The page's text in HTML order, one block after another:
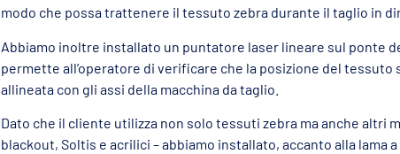
modo che possa trattenere il tessuto zebra durante il taglio in
Abbiamo inoltre installato un puntatore laser lineare sul ponte
permette all’operatore di verificare che la posizione del
allineata con gli assi della macchina da taglio.
Dato che il cliente utilizza non solo tessuti zebra ma anche altri
blackout, Soltis e acrilici – abbiamo installato, accanto alla lama